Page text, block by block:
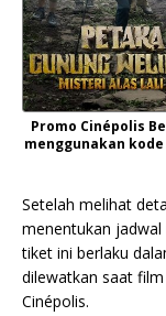
Promo Cinépolis
menggunakan
Setelah melihat
menentukan
tiket ini berlaku
dilewatkan saat
Cinépolis.